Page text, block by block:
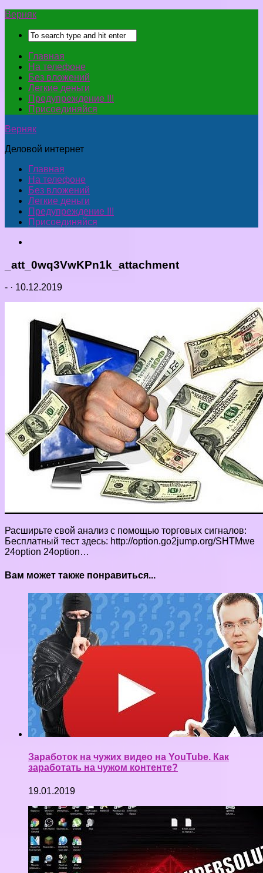
Верняк
Главная
На телефоне
Без вложений
Легкие деньги
Предупреждение !!!
Присоединяйся
Верняк
Деловой интернет
Главная
На телефоне
Без вложений
Легкие деньги
Предупреждение !!!
Присоединяйся
_att_0wq3VwKPn1k_attachment
- · 10.12.2019
Расширьте свой анализ с помощью торговых сигналов:
Бесплатный тест здесь: http://option.go2jump.org/SHTMwe
24option 24option…
Вам может также понравиться...
Заработок на чужих видео на YouTube. Как
заработать на чужом контенте?
19.01.2019